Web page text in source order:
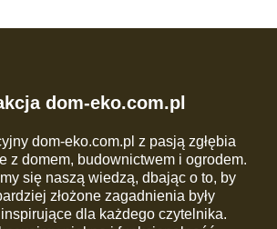
dom-eko.com.pl
dom-eko.com.pl z pasją zgłębia
z domem, budownictwem i ogrodem.
się naszą wiedzą, dbając o to, by
złożone zagadnienia były
inspirujące dla każdego czytelnika.